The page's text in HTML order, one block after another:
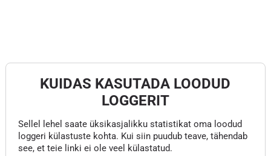
KUIDAS KASUTADA LOODUD
LOGGERIT
Sellel lehel saate üksikasjalikku statistikat oma loodud
loggeri külastuste kohta. Kui siin puudub teave, tähendab
see, et teie linki ei ole veel külastatud.